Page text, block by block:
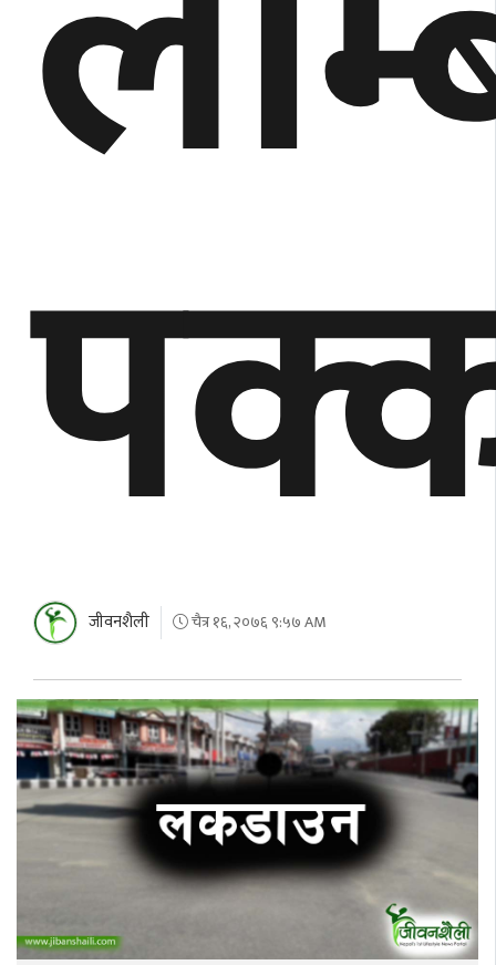
जीवनशैली चैत्र १६, २०७६ ९:५७ AM